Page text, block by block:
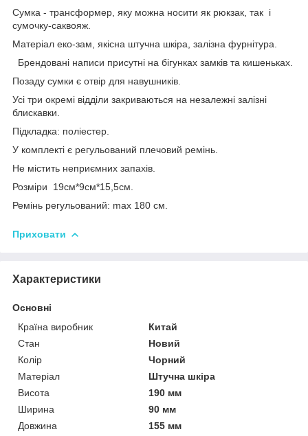
Сумка - трансформер, яку можна носити як рюкзак, так і
сумочку-саквояж.
Матеріал еко-зам, якісна штучна шкіра, залізна фурнітура.
Брендовані написи присутні на бігунках замків та кишеньках.
Позаду сумки є отвір для навушників.
Усі три окремі відділи закриваються на незалежні залізні
блискавки.
Підкладка: поліестер.
У комплекті є регульований плечовий ремінь.
Не містить неприємних запахів.
Розміри 19см*9см*15,5см.
Ремінь регульований: max 180 см.
Приховати
Характеристики
Основні
Країна виробник
Китай
Стан
Новий
Колір
Чорний
Матеріал
Штучна шкіра
Висота
190 мм
Ширина
90 мм
Довжина
155 мм